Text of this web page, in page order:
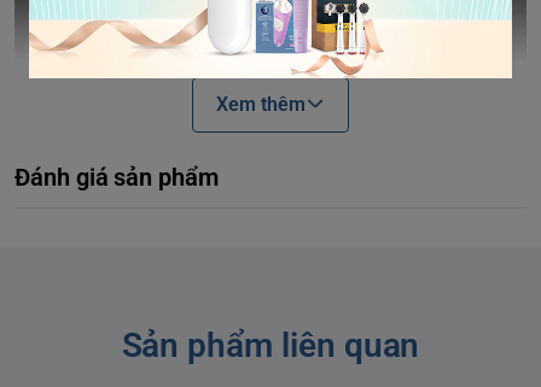
Xem thêm
Đánh giá sản phẩm
Sản phẩm liên quan